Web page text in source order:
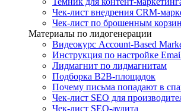
Чек-лист внедрения CRM-
Чек-лист по брошенным
Материалы по лидогенерации
Видеокурс Account-Based
Инструкция по настройке
Лидмагнит по лидмагнитам
Подборка B2B-площадок
Почему письма попадают в
Чек-лист SEO для
Чек-лист SEO-аудита